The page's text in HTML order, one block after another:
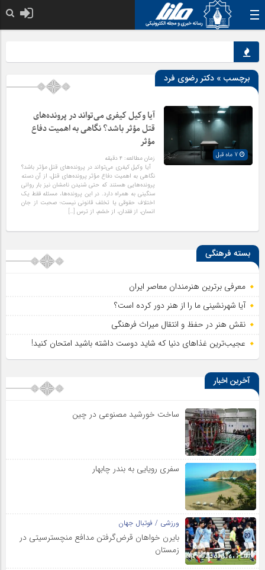
برچسب » دکتر رضوی فرد
آیا وکیل کیفری می‌تواند در پرونده‌های
قتل مؤثر باشد؟ نگاهی به اهمیت دفاع
مؤثر
زمان مطالعه:۴ دقیقه
آیا وکیل کیفری می‌تواند در پرونده‌های قتل مؤثر باشد؟
نگاهی به اهمیت دفاع مؤثر پرونده‌های قتل، از آن دسته
پرونده‌هایی هستند که حتی شنیدن نامشان نیز بار روانی
سنگینی به همراه دارد. در این پرونده‌ها، مسئله فقط یک
اختلاف حقوقی یا تخلف قانونی نیست؛ صحبت از جان
انسان، از فقدان، از خشم، از ترس […]
بسته فرهنگی
معرفی برترین هنرمندان معاصر ایران
آیا شهرنشینی ما را از هنر دور کرده است؟
نقش هنر در حفظ و انتقال میراث فرهنگی
عجیب‌ترین غذاهای دنیا که شاید دوست داشته باشید امتحان کنید!
آخرین اخبار
ساخت خورشید مصنوعی در چین
سفری رویایی به بندر چابهار
ورزشی / فوتبال جهان
بایرن خواهان قرض‌گرفتن مدافع منچسترسیتی در
زمستان